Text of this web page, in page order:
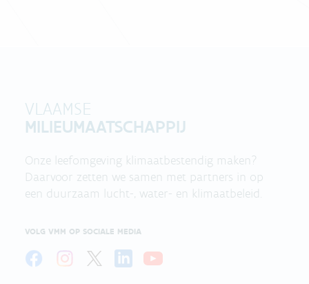
VLAAMSE
MILIEUMAATSCHAPPIJ
Onze leefomgeving klimaatbestendig maken?
Daarvoor zetten we samen met partners in op
een duurzaam lucht-, water- en klimaatbeleid.
VOLG VMM OP SOCIALE MEDIA